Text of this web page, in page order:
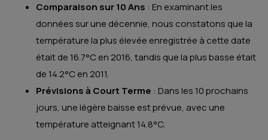
Comparaison sur 10 Ans : En examinant les
données sur une décennie, nous constatons que la
température la plus élevée enregistrée à cette date
était de 16.7°C en 2016, tandis que la plus basse était
de 14.2°C en 2011.
Prévisions à Court Terme : Dans les 10 prochains
jours, une légère baisse est prévue, avec une
température atteignant 14.8°C.